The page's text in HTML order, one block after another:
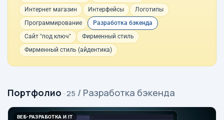
Интернет магазин
Интерфейсы
Логотипы
Программирование
Разработка бэкенда
Сайт "под ключ"
Фирменный стиль
Фирменный стиль (айдентика)
Портфолио · 25 / Разработка бэкенда
ВЕБ-РАЗРАБОТКА И IT